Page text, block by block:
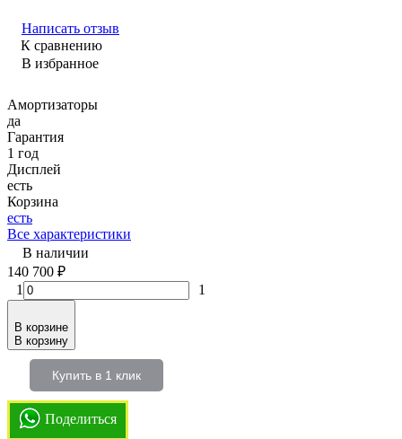
Написать отзыв
К сравнению
В избранное
Амортизаторы
да
Гарантия
1 год
Дисплей
есть
Корзина
есть
Все характеристики
В наличии
140 700 ₽
1
1
В корзине
В корзину
Купить в 1 клик
Поделиться